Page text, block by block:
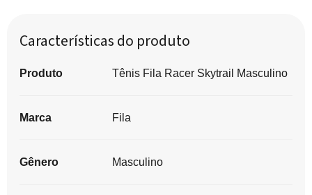
Características do produto
Produto Tênis Fila Racer Skytrail Masculino
Marca Fila
Gênero Masculino